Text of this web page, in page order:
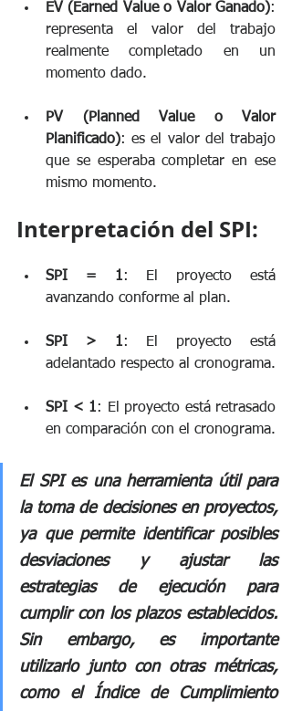
EV (Earned Value o Valor Ganado):
representa el valor del trabajo
realmente completado en un
momento dado.
PV (Planned Value o Valor
Planificado): es el valor del trabajo
que se esperaba completar en ese
mismo momento.
Interpretación del SPI:
SPI = 1: El proyecto está
avanzando conforme al plan.
SPI > 1: El proyecto está
adelantado respecto al cronograma.
SPI < 1: El proyecto está retrasado
en comparación con el cronograma.
El SPI es una herramienta útil para
la toma de decisiones en proyectos,
ya que permite identificar posibles
desviaciones y ajustar las
estrategias de ejecución para
cumplir con los plazos establecidos.
Sin embargo, es importante
utilizarlo junto con otras métricas,
como el Índice de Cumplimiento